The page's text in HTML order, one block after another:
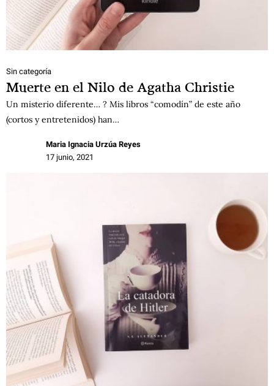
Sin categoría
Muerte en el Nilo de Agatha Christie
Un misterio diferente… ? Mis libros “comodín” de este año
(cortos y entretenidos) han…
Maria Ignacia Urzúa Reyes
17 junio, 2021